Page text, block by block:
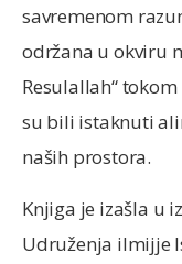
savremenom
održana u okviru
Resulallah“
su bili istaknuti
naših prostora.
Knjiga je izašla u
Udruženja ilmijje